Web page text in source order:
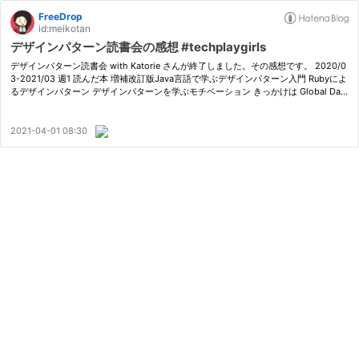
FreeDrop
id:meikotan
デザインパターン読書会の感想 #techplaygirls
デザインパターン読書会 with Katorie さんが終了しました。その感想です。 2020/0
3-2021/03 週1 読んだ本 増補改訂版Java言語で学ぶデザインパターン入門 Rubyによ
るデザインパターン デザインパターンを学ぶモチベーション きっかけは Global Day
2021-04-01 08:30